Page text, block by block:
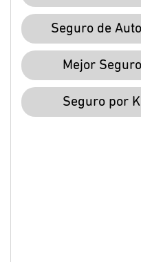
Seguro de
Mejor
Seguro por